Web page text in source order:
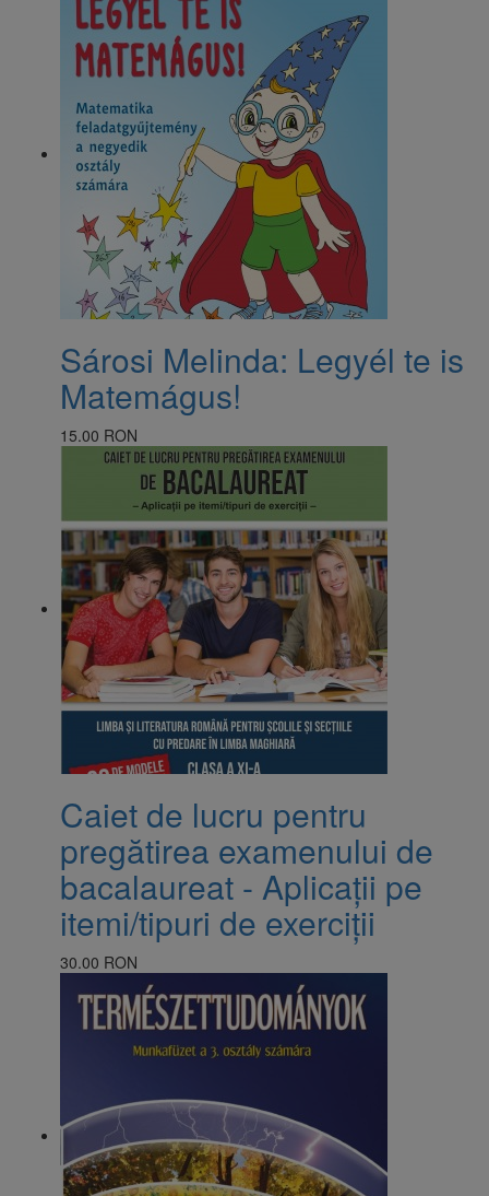
Sárosi Melinda: Legyél te is
Matemágus!
15.00 RON
Caiet de lucru pentru
pregătirea examenului de
bacalaureat - Aplicații pe
itemi/tipuri de exerciții
30.00 RON